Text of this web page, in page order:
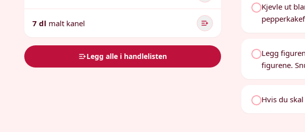
7 dl malt kanel
Legg alle i handlelisten
Kjevle ut
Legg
figurene.
Hvis du